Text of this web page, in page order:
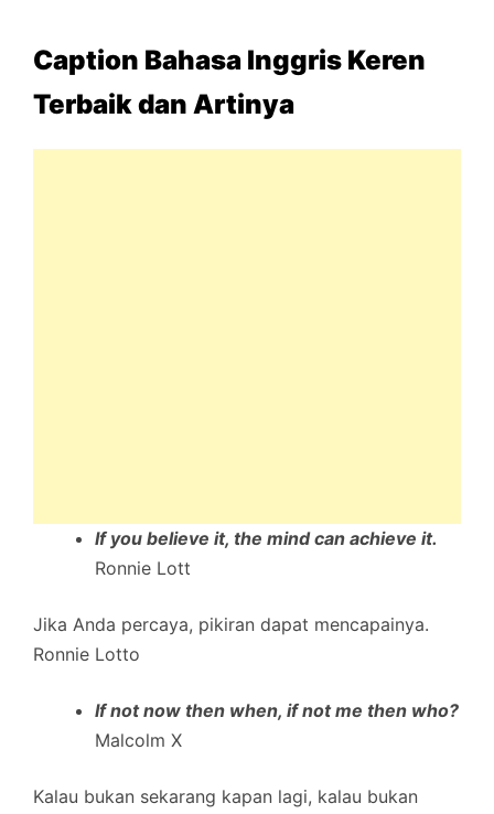
Caption Bahasa Inggris Keren
Terbaik dan Artinya
If you believe it, the mind can achieve it.
Ronnie Lott
Jika Anda percaya, pikiran dapat mencapainya.
Ronnie Lotto
If not now then when, if not me then who?
Malcolm X
Kalau bukan sekarang kapan lagi, kalau bukan